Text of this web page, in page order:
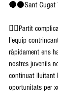
🔴⚫️Sant Cugat
👉🏽Partit
l'equip
ràpidament ens
nostres juvenils
continuat lluitant
oportunitats per